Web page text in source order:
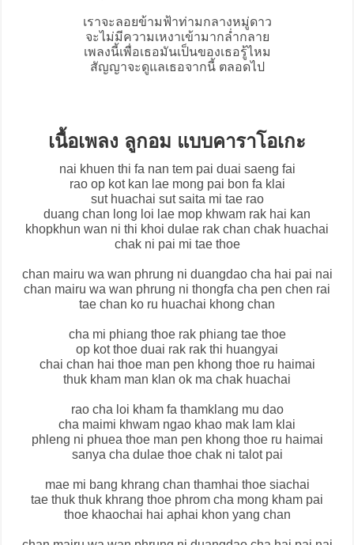
เราจะลอยข้ามฟ้าท่ามกลางหมู่ดาว
จะไม่มีความเหงาเข้ามากล่ำกลาย
เพลงนี้เพื่อเธอมันเป็นของเธอรู้ไหม
สัญญาจะดูแลเธอจากนี้ ตลอดไป
เนื้อเพลง ลูกอม แบบคาราโอเกะ
nai khuen thi fa nan tem pai duai saeng fai
rao op kot kan lae mong pai bon fa klai
sut huachai sut saita mi tae rao
duang chan long loi lae mop khwam rak hai kan
khopkhun wan ni thi khoi dulae rak chan chak huachai
chak ni pai mi tae thoe
chan mairu wa wan phrung ni duangdao cha hai pai nai
chan mairu wa wan phrung ni thongfa cha pen chen rai
tae chan ko ru huachai khong chan
cha mi phiang thoe rak phiang tae thoe
op kot thoe duai rak rak thi huangyai
chai chan hai thoe man pen khong thoe ru haimai
thuk kham man klan ok ma chak huachai
rao cha loi kham fa thamklang mu dao
cha maimi khwam ngao khao mak lam klai
phleng ni phuea thoe man pen khong thoe ru haimai
sanya cha dulae thoe chak ni talot pai
mae mi bang khrang chan thamhai thoe siachai
tae thuk thuk khrang thoe phrom cha mong kham pai
thoe khaochai hai aphai khon yang chan